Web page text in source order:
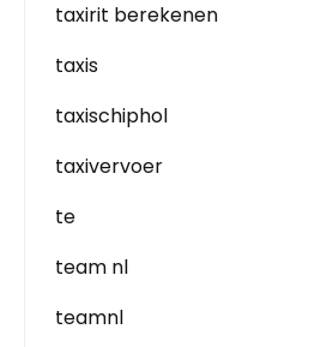
taxirit berekenen
taxis
taxischiphol
taxivervoer
te
team nl
teamnl